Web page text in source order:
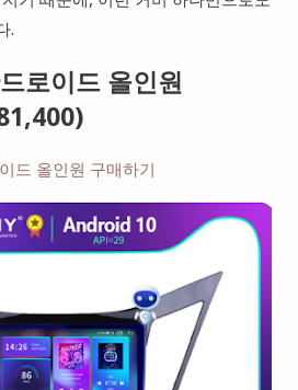
.
로이드 올인원
드 올인원 구매하기